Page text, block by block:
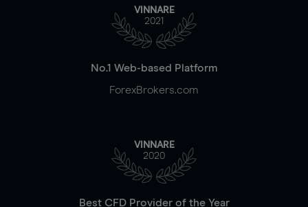
VINNARE
2021
No.1 Web-based Platform
ForexBrokers.com
VINNARE
2020
Best CFD Provider of the Year